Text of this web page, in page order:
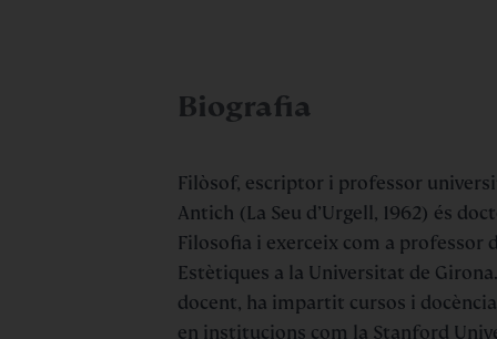
Biografia
Filòsof, escriptor i professor
Antich (La Seu d’Urgell, 1962) és
Filosofia i exerceix com a professor
Estètiques a la Universitat de
docent, ha impartit cursos i
en institucions com la Stanford